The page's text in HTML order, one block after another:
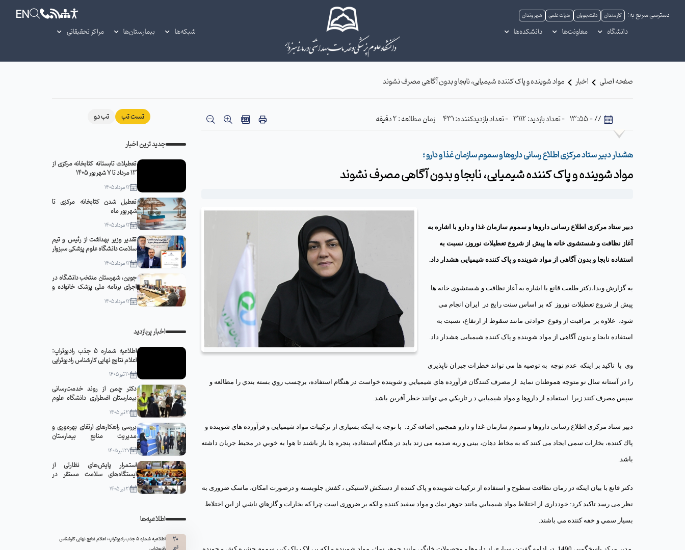
دسترسی سریع به: کارمندان دانشجویان هیات علمی شهروندان EN
دانشگاه معاونت‌ها دانشکده‌ها شبکه‌ها بیمارستان‌ها مراکز تحقیقاتی
صفحه اصلی اخبار مواد شوینده و پاک کننده شیمیایی، نابجا و بدون آگاهی مصرف نشوند
// - 13:55 - تعداد بازدید: 3112 - تعداد بازدیدکننده: 431 زمان مطالعه : 2 دقیقه
هشدار دبیر ستاد مرکزی اطلاع رسانی داروها و سموم سازمان غذا و دارو ؛
مواد شوینده و پاک کننده شیمیایی، نابجا و بدون آگاهی مصرف نشوند
دبیر ستاد مرکزی اطلاع رسانی داروها و سموم سازمان غذا و دارو با اشاره به
آغاز نظافت و شستشوی خانه ها پیش از شروع تعطیلات نوروز، نسبت به
استفاده نابجا و بدون آگاهی از مواد شوینده و پاک کننده شیمیایی هشدار داد.
به گزارش وبدا،دکتر طلعت قانع با اشاره به آغاز نظافت و شستشوی خانه ها
پیش از شروع تعطیلات نوروز که بر اساس سنت رایج در ایران انجام می
شود، علاوه بر مراقبت از وقوع حوادثی مانند سقوط از ارتفاع، نسبت به
استفاده نابجا و بدون آگاهی از مواد شوینده و پاک کننده شیمیایی هشدار داد.
وی با تاکید بر اینکه عدم توجه به توصیه ها می تواند خطرات جبران ناپذیری
را در آستانه سال نو متوجه هموطنان نماید از مصرف کنندگان فرآورده هاي شيميايي و شوینده خواست در هنگام استفاده، برچسب روي بسته بندي را مطالعه و
سپس مصرف کنند زیرا استفاده از داروها و مواد شيميايي د ر تاريكي مي توانند خطر آفرین باشد.
دبیر ستاد مرکزی اطلاع رسانی داروها و سموم سازمان غذا و دارو همچنین اضافه کرد: با توجه به اینکه بسیاری از ترکیبات مواد شيميايي و فرآورده هاي شوينده و
پاك كننده، بخارات سمی ایجاد می کنند که به مخاط دهان، بینی و ریه صدمه می زند باید در هنگام استفاده، پنجره ها باز باشند تا هوا به خوبي در محيط جريان داشته
باشد.
دکتر قانع با بیان اینکه در زمان نظافت سطوح و استفاده از ترکیبات شوینده و پاک کننده از دستکش لاستیکی ، کفش جلوبسته و درصورت امکان، ماسک ضروری به
نظر می رسد تاکید کرد: خودداری از اختلاط مواد شيميايي مانند جوهر نمك و مواد سفيد كننده و لکه بر ضروری است چرا که بخارات و گازهاي ناشي از اين اختلاط
بسيار سمي و خفه كننده مي باشند.
تست تب تب دو
جدید ترین اخبار
تعطیلات تابستانه کتابخانه مرکزی از
13 مرداد تا 7 شهریور 1405
12 مرداد 1405
تعطیل شدن کتابخانه مرکزی تا
شهریور ماه
12 مرداد 1405
تقدیر وزیر بهداشت از رئیس و تیم
سلامت دانشگاه علوم پزشکی سبزوار
12 مرداد 1405
جوین، شهرستان منتخب دانشگاه در
اجرای برنامه ملی پزشک خانواده و
نظام ارجاع
12 مرداد 1405
اخبار پربازدید
اطلاعیه شماره 5 جذب رادیوتراپ:
اعلام نتایج نهایی کارشناس رادیوتراپی
20 تیر 1405
دکتر چمن از روند خدمت‌رسانی
بیمارستان اضطراری دانشگاه علوم
پزشکی سبزوار در مشهد مقدس
بازدید کرد
21 تیر 1405
بررسی راهکارهای ارتقای بهره‌وری و
مدیریت منابع بیمارستان
قمربنی‌هاشم(ع) جوین با حضور
رئیس دانشگاه
27 تیر 1405
استمرار پایش‌های نظارتی از
ایستگاه‌های سلامت مستقر در
مواکب سبزوار
21 تیر 1405
اطلاعیه‌ها
20
تیر
اطلاعیه شماره 5 جذب رادیوتراپ: اعلام نتایج نهایی کارشناس
رادیوتراپی